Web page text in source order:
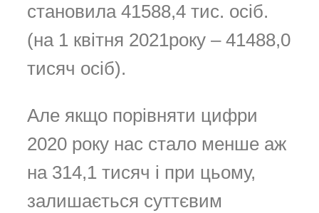
становила 41588,4 тис. осіб.
(на 1 квітня 2021року – 41488,0
тисяч осіб).
Але якщо порівняти цифри
2020 року нас стало менше аж
на 314,1 тисяч і при цьому,
залишається суттєвим